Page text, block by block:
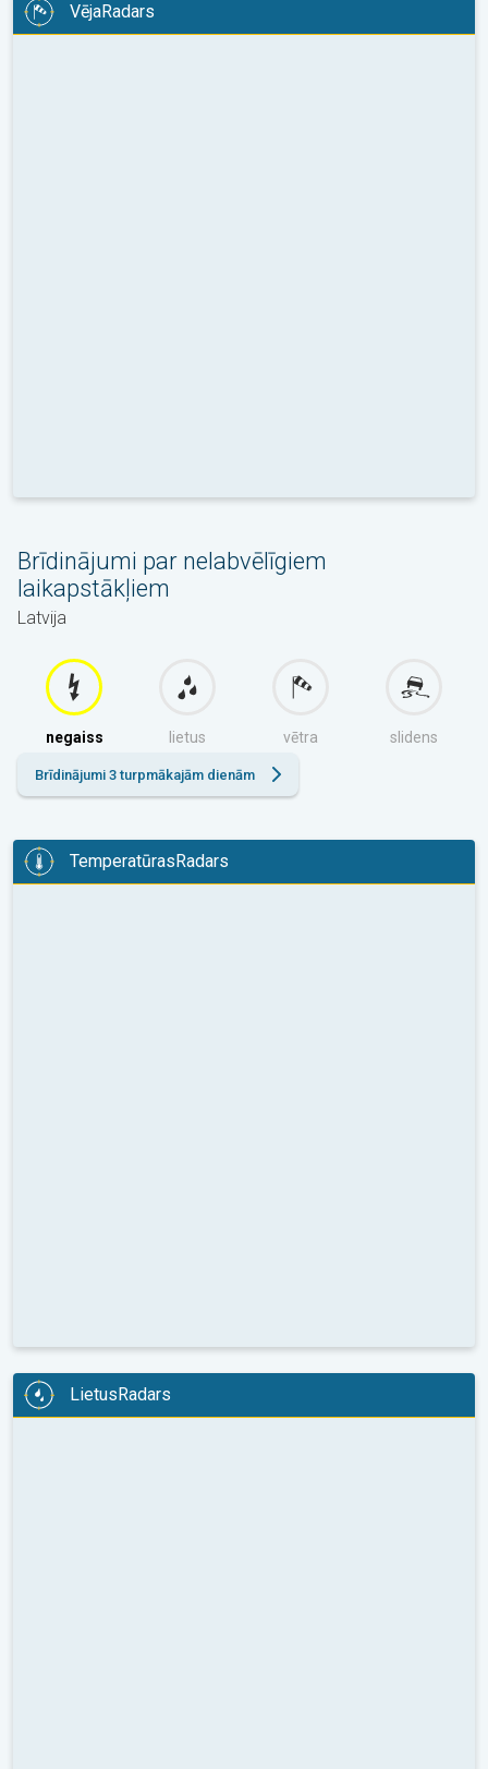
VējaRadars
Brīdinājumi par nelabvēlīgiem
laikapstākļiem
Latvija
negaiss lietus vētra slidens
Brīdinājumi 3 turpmākajām dienām
TemperatūrasRadars
LietusRadars